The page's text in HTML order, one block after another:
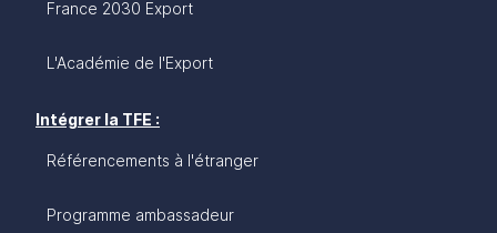
France 2030 Export
L'Académie de l'Export
Intégrer la TFE :
Référencements à l'étranger
Programme ambassadeur